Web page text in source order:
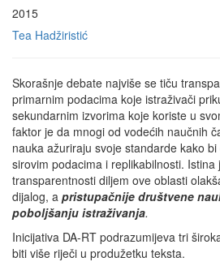
2015
Tea Hadžiristić
Skorašnje debate najviše se tiču
primarnim podacima koje istraživači
sekundarnim izvorima koje koriste u
faktor je da mnogi od vodećih naučnih
nauka ažuriraju svoje standarde kako
sirovim podacima i replikabilnosti.
transparentnosti diljem ove oblasti
dijalog, a pristupačnije društvene
poboljšanju istraživanja.
Inicijativa DA-RT podrazumijeva tri
biti više riječi u produžetku teksta.